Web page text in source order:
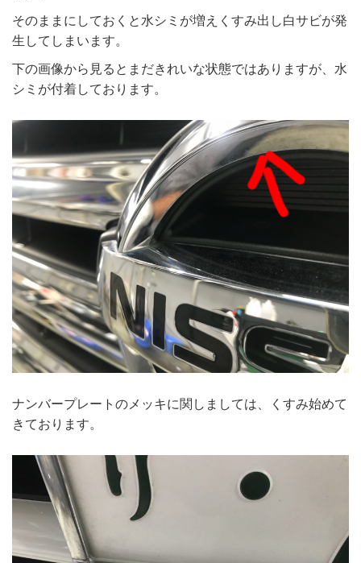
そのままにしておくと水シミが増えくすみ出し白サビが発
生してしまいます。
下の画像から見るとまだきれいな状態ではありますが、水
シミが付着しております。
ナンバープレートのメッキに関しましては、くすみ始めて
きております。